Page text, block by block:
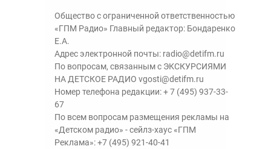
Общество с ограниченной ответственностью
«ГПМ Радио» Главный редактор: Бондаренко
Е.А.
Адрес электронной почты: radio@detifm.ru
По вопросам, связанным с ЭКСКУРСИЯМИ
НА ДЕТСКОЕ РАДИО vgosti@detifm.ru
Номер телефона редакции:+ 7 (495) 937-33-
67
По всем вопросам размещения рекламы на
«Детском радио» - сейлз-хаус «ГПМ
Реклама»:+7 (495) 921-40-41